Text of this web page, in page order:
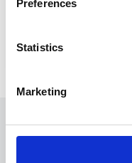
Preferences
Statistics
Marketing
Im Bereich des